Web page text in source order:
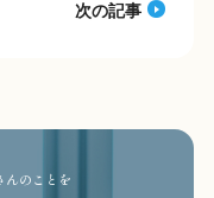
次の記事
んのことを